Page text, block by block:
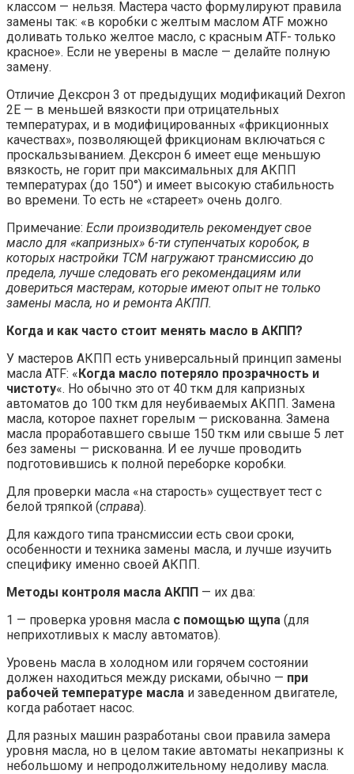
классом — нельзя. Мастера часто формулируют правила
замены так: «в коробки с желтым маслом ATF можно
доливать только желтое масло, с красным ATF- только
красное». Если не уверены в масле — делайте полную
замену.
Отличие Дексрон 3 от предыдущих модификаций Dexron
2E — в меньшей вязкости при отрицательных
температурах, и в модифицированных «фрикционных
качествах», позволяющей фрикционам включаться с
проскальзыванием. Дексрон 6 имеет еще меньшую
вязкость, не горит при максимальных для АКПП
температурах (до 150°) и имеет высокую стабильность
во времени. То есть не «стареет» очень долго.
Примечание: Если производитель рекомендует свое
масло для «капризных» 6-ти ступенчатых коробок, в
которых настройки ТСМ нагружают трансмиссию до
предела, лучше следовать его рекомендациям или
довериться мастерам, которые имеют опыт не только
замены масла, но и ремонта АКПП.
Когда и как часто стоит менять масло в АКПП?
У мастеров АКПП есть универсальный принцип замены
масла ATF: «Когда масло потеряло прозрачность и
чистоту«. Но обычно это от 40 ткм для капризных
автоматов до 100 ткм для неубиваемых АКПП. Замена
масла, которое пахнет горелым — рискованна. Замена
масла проработавшего свыше 150 ткм или свыше 5 лет
без замены — рискованна. И ее лучше проводить
подготовившись к полной переборке коробки.
Для проверки масла «на старость» существует тест с
белой тряпкой (справа).
Для каждого типа трансмиссии есть свои сроки,
особенности и техника замены масла, и лучше изучить
специфику именно своей АКПП.
Методы контроля масла АКПП — их два:
1 — проверка уровня масла с помощью щупа (для
неприхотливых к маслу автоматов).
Уровень масла в холодном или горячем состоянии
должен находиться между рисками, обычно — при
рабочей температуре масла и заведенном двигателе,
когда работает насос.
Для разных машин разработаны свои правила замера
уровня масла, но в целом такие автоматы некапризны к
небольшому и непродолжительному недоливу масла.